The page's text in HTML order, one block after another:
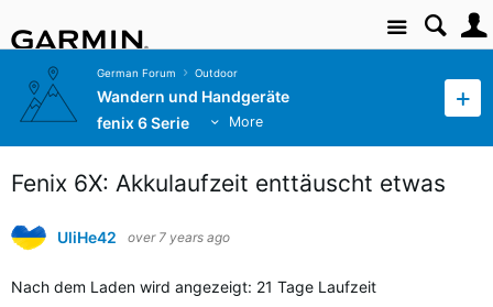
Site
German Forum Outdoor
Wandern und Handgeräte
fenix 6 Serie
More
Fenix 6X: Akkulaufzeit enttäuscht etwas
UliHe42 over 7 years ago
Nach dem Laden wird angezeigt: 21 Tage Laufzeit